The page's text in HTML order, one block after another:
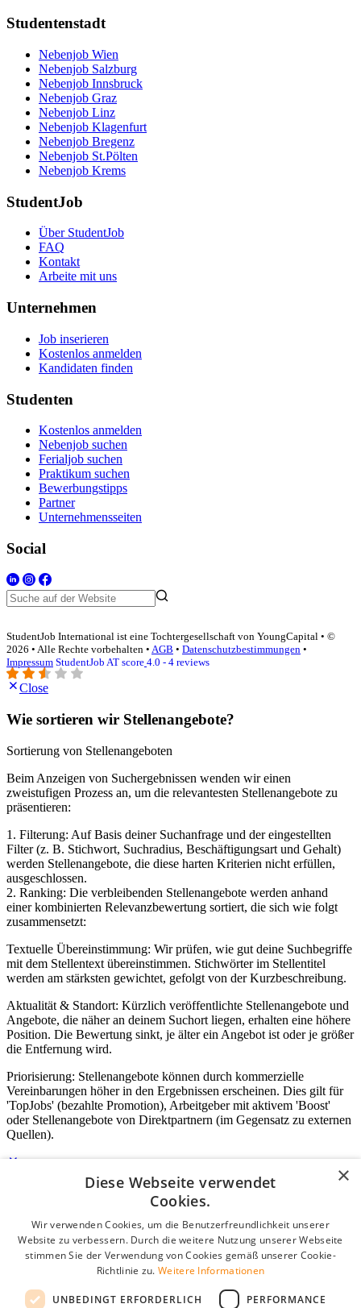
Studentenstadt
Nebenjob Wien
Nebenjob Salzburg
Nebenjob Innsbruck
Nebenjob Graz
Nebenjob Linz
Nebenjob Klagenfurt
Nebenjob Bregenz
Nebenjob St.Pölten
Nebenjob Krems
StudentJob
Über StudentJob
FAQ
Kontakt
Arbeite mit uns
Unternehmen
Job inserieren
Kostenlos anmelden
Kandidaten finden
Studenten
Kostenlos anmelden
Nebenjob suchen
Ferialjob suchen
Praktikum suchen
Bewerbungstipps
Partner
Unternehmensseiten
Social
StudentJob International ist eine Tochtergesellschaft von YoungCapital • ©
2026 • Alle Rechte vorbehalten • AGB • Datenschutzbestimmungen •
Impressum StudentJob AT score 4.0 - 4 reviews
Close
Wie sortieren wir Stellenangebote?
Sortierung von Stellenangeboten
Beim Anzeigen von Suchergebnissen wenden wir einen
zweistufigen Prozess an, um die relevantesten Stellenangebote zu
präsentieren:
1. Filterung: Auf Basis deiner Suchanfrage und der eingestellten
Filter (z. B. Stichwort, Suchradius, Beschäftigungsart und Gehalt)
werden Stellenangebote, die diese harten Kriterien nicht erfüllen,
ausgeschlossen.
2. Ranking: Die verbleibenden Stellenangebote werden anhand
einer kombinierten Relevanzbewertung sortiert, die sich wie folgt
zusammensetzt:
Textuelle Übereinstimmung: Wir prüfen, wie gut deine Suchbegriffe
mit dem Stellentext übereinstimmen. Stichwörter im Stellentitel
werden am stärksten gewichtet, gefolgt von der Kurzbeschreibung.
Aktualität & Standort: Kürzlich veröffentlichte Stellenangebote und
Angebote, die näher an deinem Suchort liegen, erhalten eine höhere
Position. Die Bewertung sinkt, je älter ein Angebot ist oder je größer
die Entfernung wird.
Priorisierung: Stellenangebote können durch kommerzielle
Vereinbarungen höher in den Ergebnissen erscheinen. Dies gilt für
'TopJobs' (bezahlte Promotion), Arbeitgeber mit aktivem 'Boost'
oder Stellenangebote von Direktpartnern (im Gegensatz zu externen
Quellen).
Login für Unternehmen
E-Mail*
Passwort
Angemeldet bleiben
Passwort vergessen?
×
Diese Webseite verwendet
Cookies.
Wir verwenden Cookies, um die Benutzerfreundlichkeit unserer
Website zu verbessern. Durch die weitere Nutzung unserer Webseite
stimmen Sie der Verwendung von Cookies gemäß unserer Cookie-
Richtlinie zu. Weitere Informationen
UNBEDINGT ERFORDERLICH PERFORMANCE